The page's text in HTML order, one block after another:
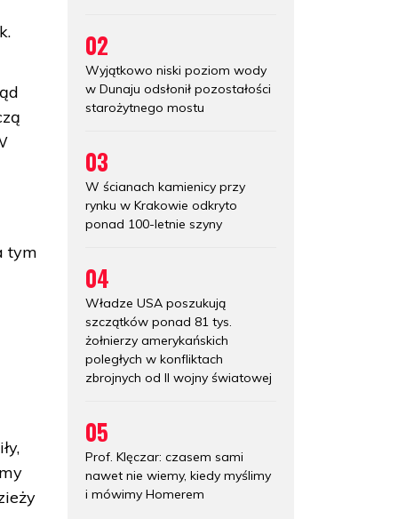
tym
02
Wyjątkowo niski poziom wody
w Dunaju odsłonił pozostałości
starożytnego mostu
03
W ścianach kamienicy przy
rynku w Krakowie odkryto
ponad 100-letnie szyny
04
Władze USA poszukują
szczątków ponad 81 tys.
żołnierzy amerykańskich
poległych w konfliktach
zbrojnych od II wojny światowej
05
Prof. Klęczar: czasem sami
nawet nie wiemy, kiedy myślimy
i mówimy Homerem